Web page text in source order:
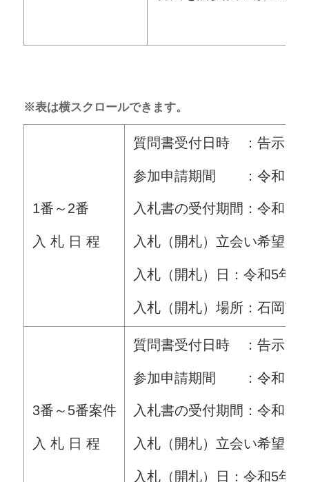
※表は横スクロールできます。
1番～2番
入 札 日 程
質問書受付日時 ：告示日
参加申請期間 ：令和5年8
入札書の受付期間：令和5
入札（開札）立会い希望申
入札（開札）日：令和5年9
入札（開札）場所：石岡
3番～5番案件
入 札 日 程
質問書受付日時 ：告示日
参加申請期間 ：令和5年8
入札書の受付期間：令和5
入札（開札）立会い希望申
入札（開札）日：令和5年9